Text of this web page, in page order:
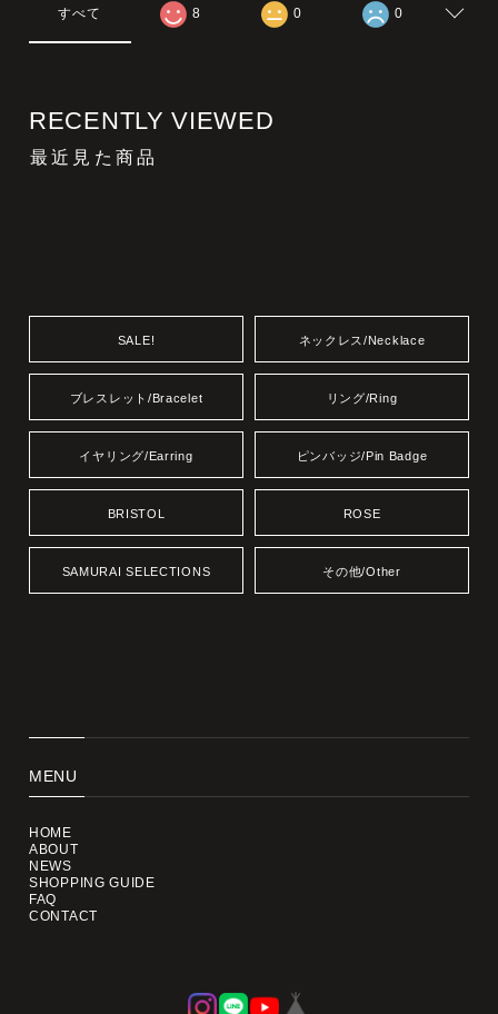
すべて 8 0 0
RECENTLY VIEWED
最近見た商品
SALE! ネックレス/Necklace
ブレスレット/Bracelet リング/Ring
イヤリング/Earring ピンバッジ/Pin Badge
BRISTOL ROSE
SAMURAI SELECTIONS その他/Other
MENU
HOME
ABOUT
NEWS
SHOPPING GUIDE
FAQ
CONTACT